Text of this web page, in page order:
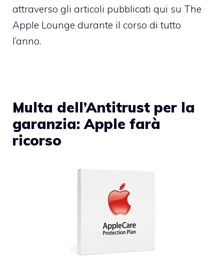
attraverso gli articoli pubblicati qui su The
Apple Lounge durante il corso di tutto
l’anno.
Multa dell’Antitrust per la
garanzia: Apple farà
ricorso